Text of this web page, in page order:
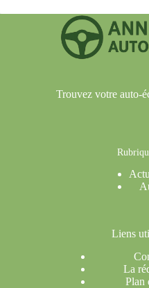
Trouvez votre auto-
Liens
La
Plan